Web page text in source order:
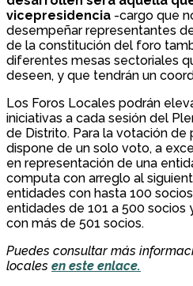
vicepresidencia -cargo que
desempeñar representantes
de la constitución del foro
diferentes mesas sectoriales
deseen, y que tendrán un
Los Foros Locales podrán
iniciativas a cada sesión del
de Distrito. Para la votación de
dispone de un solo voto, a
en representación de una
computa con arreglo al
entidades con hasta 100
entidades de 101 a 500
con más de 501 socios.
Puedes consultar más
locales en este enlace.